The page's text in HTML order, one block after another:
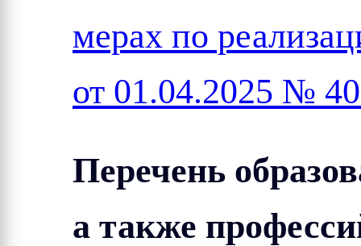
мерах по
от 01.04.2025 №
Перечень
а также